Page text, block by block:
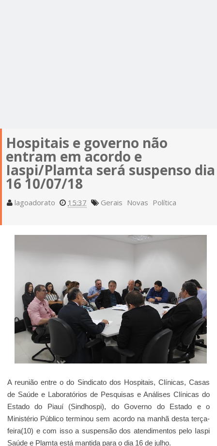
Hospitais e governo não
entram em acordo e
Iaspi/Plamta será suspenso dia
16 10/07/18
lagoadorato 15:37 Gerais Novas Política
A reunião entre o do Sindicato dos Hospitais, Clínicas, Casas
de Saúde e Laboratórios de Pesquisas e Análises Clínicas do
Estado do Piauí (Sindhospi), do Governo do Estado e o
Ministério Público terminou sem acordo na manhã desta terça-
feira(10) e com isso a suspensão dos atendimentos pelo Iaspi
Saúde e Plamta está mantida para o dia 16 de julho.